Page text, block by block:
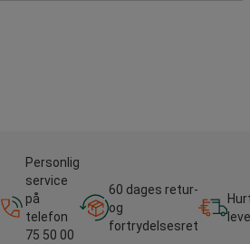
Personlig
service
på
telefon
75 50 00
60 dages retur-
og
fortrydelsesret